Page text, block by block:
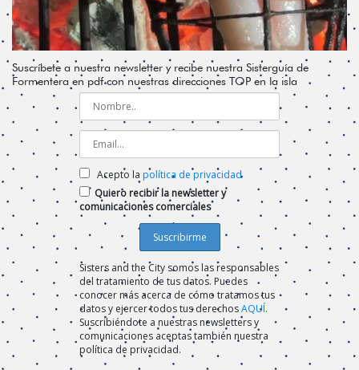
Suscríbete a nuestra newsletter y recibe nuestra Sisterguía de
Formentera en pdf con nuestras direcciones TOP en la isla
Acepto la política de privacidad
Quiero recibir la newsletter y
comunicaciones comerciales
Sisters and the City somos las responsables
del tratamiento de tus datos. Puedes
conocer más acerca de cómo tratamos tus
datos y ejercer todos tus derechosAQUÍ.
Suscribiéndote a nuestras newsletters y
comunicaciones aceptas también nuestra
política de privacidad.